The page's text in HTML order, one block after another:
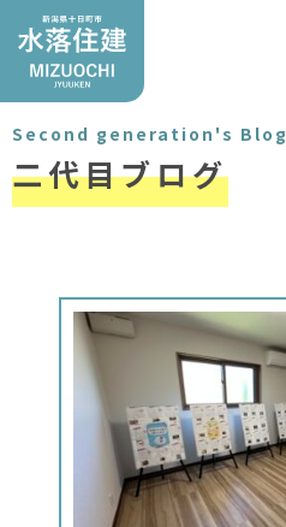
Second generation's Blog
二代目ブログ